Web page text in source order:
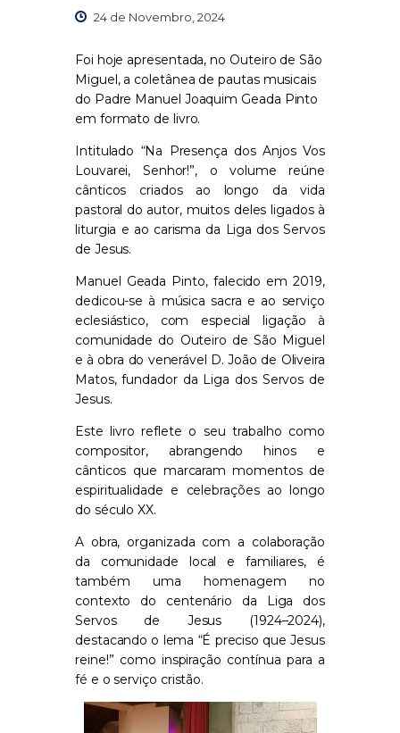
24 de Novembro, 2024
Foi hoje apresentada, no Outeiro de São
Miguel, a coletânea de pautas musicais
do Padre Manuel Joaquim Geada Pinto
em formato de livro.
Intitulado “Na Presença dos Anjos Vos
Louvarei, Senhor!”, o volume reúne
cânticos criados ao longo da vida
pastoral do autor, muitos deles ligados à
liturgia e ao carisma da Liga dos Servos
de Jesus.
Manuel Geada Pinto, falecido em 2019,
dedicou-se à música sacra e ao serviço
eclesiástico, com especial ligação à
comunidade do Outeiro de São Miguel
e à obra do venerável D. João de Oliveira
Matos, fundador da Liga dos Servos de
Jesus.
Este livro reflete o seu trabalho como
compositor, abrangendo hinos e
cânticos que marcaram momentos de
espiritualidade e celebrações ao longo
do século XX.
A obra, organizada com a colaboração
da comunidade local e familiares, é
também uma homenagem no
contexto do centenário da Liga dos
Servos de Jesus (1924–2024),
destacando o lema “É preciso que Jesus
reine!” como inspiração contínua para a
fé e o serviço cristão.